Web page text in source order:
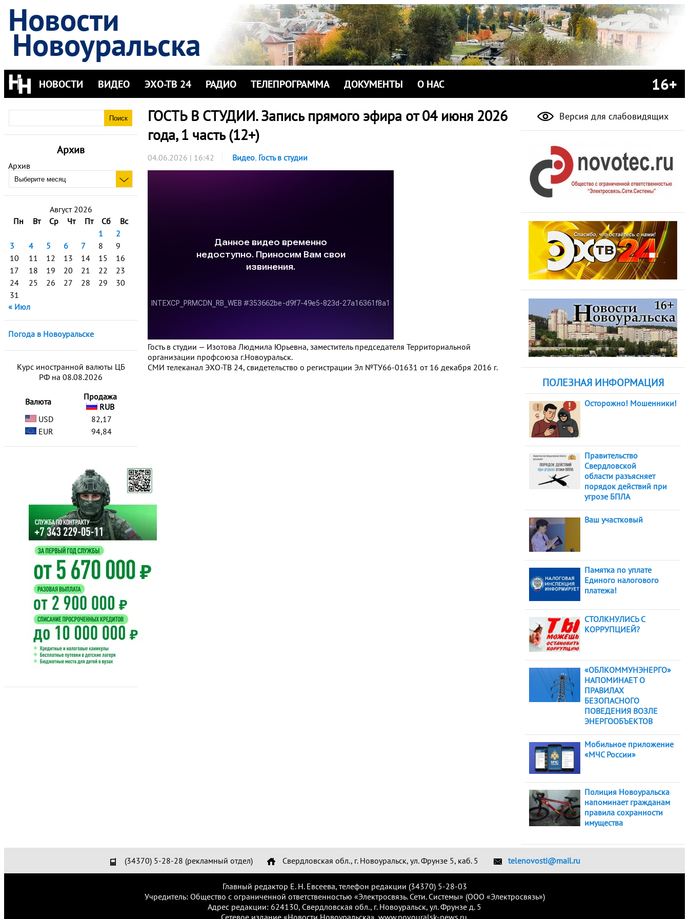
Новости
Новоуральска
НОВОСТИ ВИДЕО ЭХО-ТВ 24 РАДИО ТЕЛЕПРОГРАММА ДОКУМЕНТЫ О НАС 16+
Архив
Архив
Август 2026
Пн
Вт Ср Чт Пт Сб
Вс
1
2
3
4 5 6 7 8
9
10
11 12 13 14 15
16
17
18 19 20 21 22
23
24
25 26 27 28 29
30
31
« Июл
Погода в Новоуральске
Курс иностранной валюты ЦБ
РФ на 08.08.2026
Валюта
Продажа
RUB
USD
82,17
EUR
94,84
ГОСТЬ В СТУДИИ. Запись прямого эфира от 04 июня 2026
года, 1 часть (12+)
04.06.2026 | 16:42 Видео, Гость в студии
Гость в студии — Изотова Людмила Юрьевна, заместитель председателя Территориальной
организации профсоюза г.Новоуральск.
СМИ телеканал ЭХО-ТВ 24, свидетельство о регистрации Эл №ТУ66-01631 от 16 декабря 2016 г.
Версия для слабовидящих
ПОЛЕЗНАЯ ИНФОРМАЦИЯ
Осторожно! Мошенники!
Правительство
Свердловской
области разъясняет
порядок действий при
угрозе БПЛА
Ваш участковый
Памятка по уплате
Единого налогового
платежа!
СТОЛКНУЛИСЬ С
КОРРУПЦИЕЙ?
«ОБЛКОММУНЭНЕРГО»
НАПОМИНАЕТ О
ПРАВИЛАХ
БЕЗОПАСНОГО
ПОВЕДЕНИЯ ВОЗЛЕ
ЭНЕРГООБЪЕКТОВ
Мобильное приложение
«МЧС России»
Полиция Новоуральска
напоминает гражданам
правила сохранности
имущества
(34370) 5-28-28 (рекламный отдел) Свердловская обл., г. Новоуральск, ул. Фрунзе 5, каб. 5 telenovosti@mail.ru
Главный редактор Е. Н. Евсеева, телефон редакции (34370) 5-28-03
Учредитель: Общество с ограниченной ответственностью «Электросвязь. Сети. Системы» (ООО «Электросвязь»)
Адрес редакции: 624130, Свердловская обл., г. Новоуральск, ул. Фрунзе д. 5